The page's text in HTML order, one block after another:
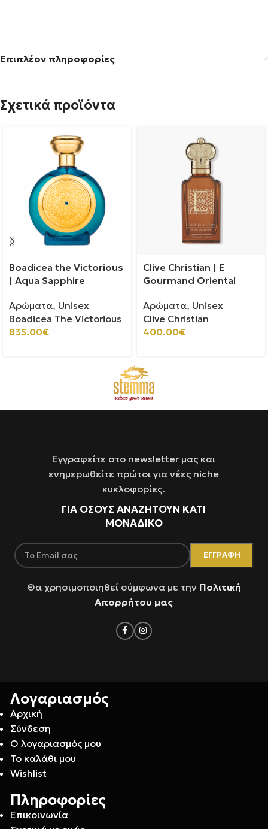
Επιπλέον πληροφορίες
Σχετικά προϊόντα
Boadicea the Victorious
| Aqua Sapphire
Αρώματα, Unisex
Boadicea The Victorious
835.00€
Clive Christian | E
Gourmand Oriental
Αρώματα, Unisex
Clive Christian
400.00€
Εγγραφείτε στο newsletter μας και
ενημερωθείτε πρώτοι για νέες niche
κυκλοφορίες.
ΓΙΑ ΌΣΟΥΣ ΑΝΑΖΗΤΟΥΝ ΚΑΤΙ
ΜΟΝΑΔΙΚΟ
Θα χρησιμοποιηθεί σύμφωνα με την Πολιτική
Απορρήτου μας
Λογαριασμός
Αρχική
Σύνδεση
Ο λογαριασμός μου
Το καλάθι μου
Wishlist
Πληροφορίες
Επικοινωνία